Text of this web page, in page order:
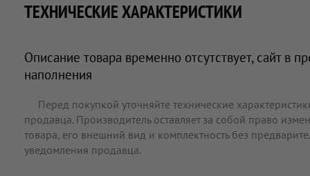
ТЕХНИЧЕСКИЕ ХАРАКТЕРИСТИКИ
Описание товара временно отсутствует, сайт в
наполнения
Перед покупкой уточняйте технические
продавца. Производитель оставляет за собой право
товара, его внешний вид и комплектность без
уведомления продавца.